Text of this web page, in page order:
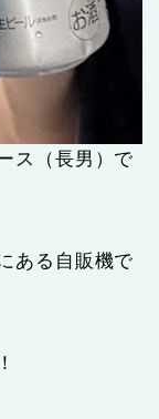
ス（長男）で
ある自販機で